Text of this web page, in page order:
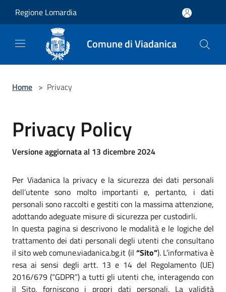
Regione Lomardia
Comune di Viadanica
Home > Privacy
Privacy Policy
Versione aggiornata al 13 dicembre 2024
Per Viadanica la privacy e la sicurezza dei dati personali
dell’utente sono molto importanti e, pertanto, i dati
personali sono raccolti e gestiti con la massima attenzione,
adottando adeguate misure di sicurezza per custodirli.
In questa pagina si descrivono le modalità e le logiche del
trattamento dei dati personali degli utenti che consultano
il sito web comune.viadanica.bg.it (il “Sito”). L’informativa è
resa ai sensi degli artt. 13 e 14 del Regolamento (UE)
2016/679 (“GDPR”) a tutti gli utenti che, interagendo con
il Sito, forniscono i propri dati personali. La validità